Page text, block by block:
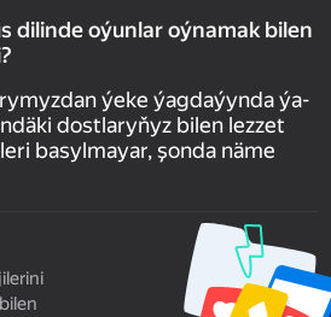
dilinde oýunlar oýnamak bilen
ýeke ýagdaýynda ýa-
dostlaryňyz bilen lezzet
basylmayar, şonda näme